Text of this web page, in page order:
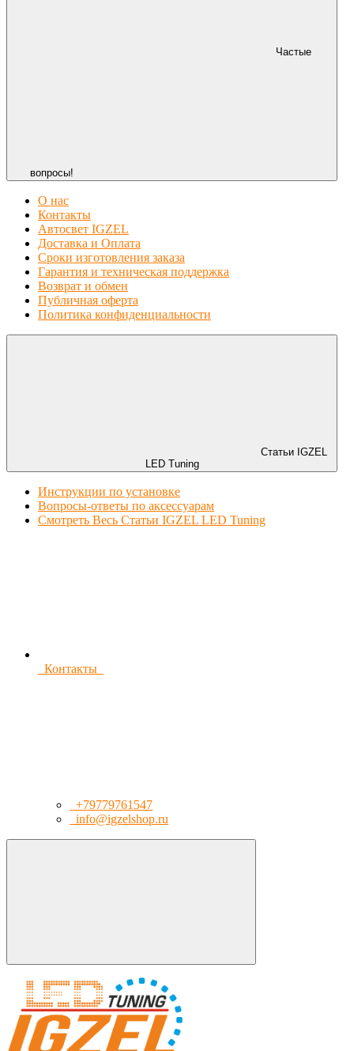
Частые
вопросы!
О нас
Контакты
Автосвет IGZEL
Доставка и Оплата
Сроки изготовления заказа
Гарантия и техническая поддержка
Возврат и обмен
Публичная оферта
Политика конфиденциальности
Статьи IGZEL
LED Tuning
Инструкции по установке
Вопросы-ответы по аксессуарам
Смотреть Весь Статьи IGZEL LED Tuning
Контакты
+79779761547
info@igzelshop.ru